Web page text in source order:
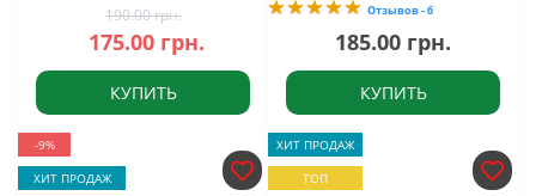
190.00 грн.
175.00 грн.
КУПИТЬ
Отзывов - 6
185.00 грн.
КУПИТЬ
-9%
ХИТ ПРОДАЖ
ХИТ ПРОДАЖ
ТОП